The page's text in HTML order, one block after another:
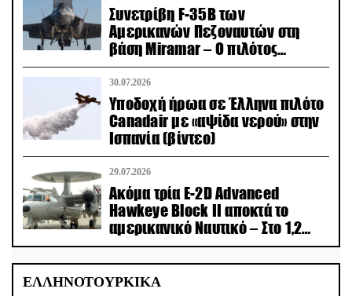
Συνετρίβη F-35B των
Αμερικανών Πεζοναυτών στη
βάση Miramar – Ο πιλότος
εκτινάχθηκε εγκαίρως
30.07.2026
Υποδοχή ήρωα σε Έλληνα πιλότο
Canadair με «αψίδα νερού» στην
Ισπανία (βίντεο)
29.07.2026
Ακόμα τρία E-2D Advanced
Hawkeye Block II αποκτά το
αμερικανικό Ναυτικό – Στο 1,2
δισ.δολάρια το κόστος
ΕΛΛΗΝΟΤΟΥΡΚΙΚΑ